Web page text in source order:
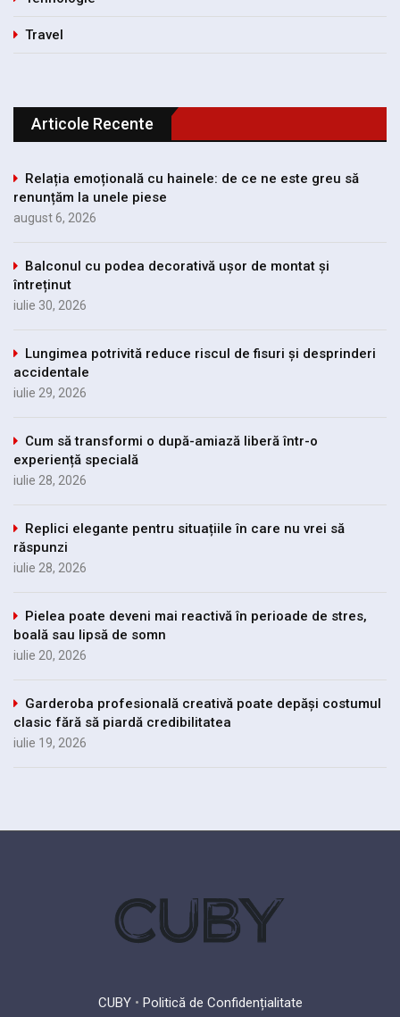
Travel
Articole Recente
Relația emoțională cu hainele: de ce ne este greu să
renunțăm la unele piese
august 6, 2026
Balconul cu podea decorativă ușor de montat și
întreținut
iulie 30, 2026
Lungimea potrivită reduce riscul de fisuri și desprinderi
accidentale
iulie 29, 2026
Cum să transformi o după-amiază liberă într-o
experiență specială
iulie 28, 2026
Replici elegante pentru situațiile în care nu vrei să
răspunzi
iulie 28, 2026
Pielea poate deveni mai reactivă în perioade de stres,
boală sau lipsă de somn
iulie 20, 2026
Garderoba profesională creativă poate depăși costumul
clasic fără să piardă credibilitatea
iulie 19, 2026
CUBY• Politică de Confidențialitate